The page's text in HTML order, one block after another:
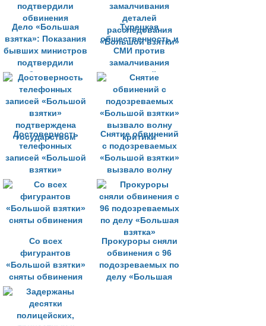
Дело «Большая
взятка»: Показания
бывших министров
подтвердили
обвинения
Турецкая
общественность и
СМИ против
замалчивания
деталей
расследования
«Большой взятки»
Достоверность
телефонных
записей «Большой
взятки»
подтверждена
государством
Снятие обвинений
с подозреваемых
«Большой взятки»
вызвало волну
критики
Со всех
фигурантов
«Большой взятки»
сняты обвинения
Прокуроры сняли
обвинения с 96
подозреваемых по
делу «Большая